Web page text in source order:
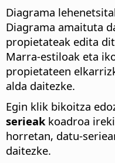
Diagrama
Diagrama amaituta
propietateak edita
Marra-estiloak eta
propietateen
alda daitezke.
Egin klik bikoitza
serieakkoadroa
horretan, datu-
daitezke.